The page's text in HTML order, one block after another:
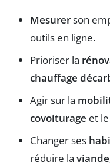
Mesurerson
outils en ligne.
Prioriser la
chauffage
Agir sur la
covoiturage et le
Changer ses
réduire la viande